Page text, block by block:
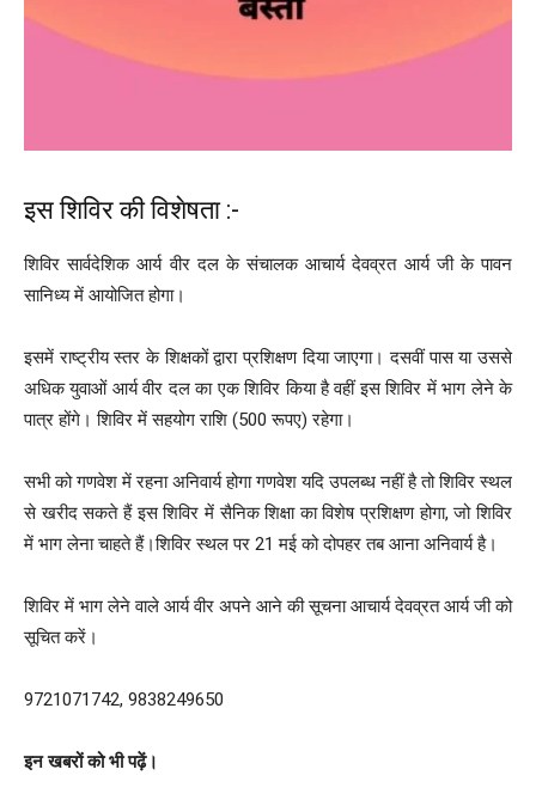
इस शिविर की विशेषता :-
शिविर सार्वदेशिक आर्य वीर दल के संचालक आचार्य देवव्रत आर्य जी के पावन
सानिध्य में आयोजित होगा।
इसमें राष्ट्रीय स्तर के शिक्षकों द्वारा प्रशिक्षण दिया जाएगा। दसवीं पास या उससे
अधिक युवाओं आर्य वीर दल का एक शिविर किया है वहीं इस शिविर में भाग लेने के
पात्र होंगे। शिविर में सहयोग राशि (500 रूपए) रहेगा।
सभी को गणवेश में रहना अनिवार्य होगा गणवेश यदि उपलब्ध नहीं है तो शिविर स्थल
से खरीद सकते हैं इस शिविर में सैनिक शिक्षा का विशेष प्रशिक्षण होगा, जो शिविर
में भाग लेना चाहते हैं।शिविर स्थल पर 21 मई को दोपहर तब आना अनिवार्य है।
शिविर में भाग लेने वाले आर्य वीर अपने आने की सूचना आचार्य देवव्रत आर्य जी को
सूचित करें।
9721071742, 9838249650
इन खबरों को भी पढ़ें।